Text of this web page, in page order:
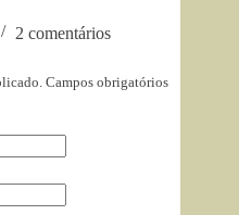
2 comentários
Campos obrigatórios